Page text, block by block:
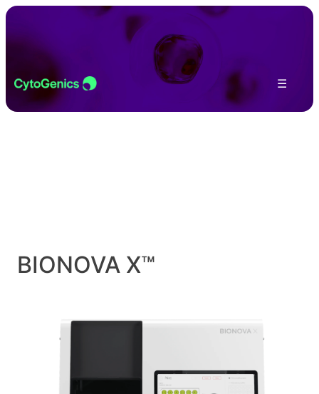
Skip to content
☰
BIONOVA X™